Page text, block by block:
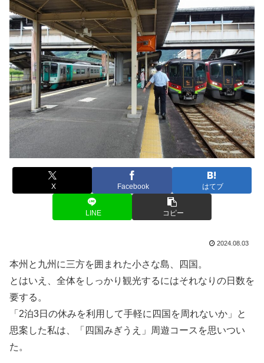
X Facebook はてブ
LINE コピー
2024.08.03
本州と九州に三方を囲まれた小さな島、四国。
とはいえ、全体をしっかり観光するにはそれなりの日数を
要する。
「2泊3日の休みを利用して手軽に四国を周れないか」と
思案した私は、「四国みぎうえ」周遊コースを思いつい
た。